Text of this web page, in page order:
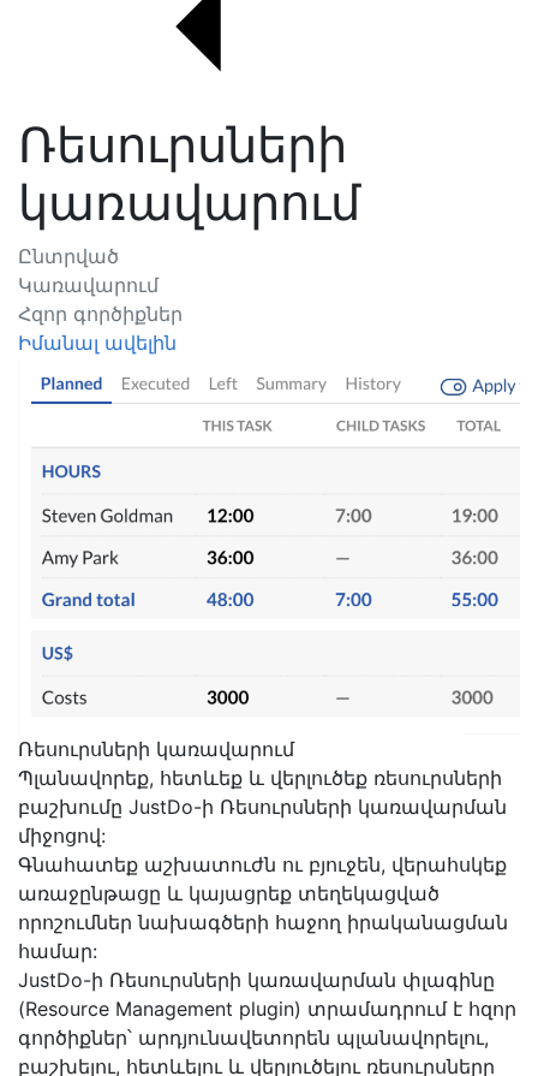
Ռեսուրսների
կառավարում
Ընտրված
Կառավարում
Հզոր գործիքներ
Իմանալ ավելին
Ռեսուրսների կառավարում
Պլանավորեք, հետևեք և վերլուծեք ռեսուրսների
բաշխումը JustDo-ի Ռեսուրսների կառավարման
միջոցով:
Գնահատեք աշխատուժն ու բյուջեն, վերահսկեք
առաջընթացը և կայացրեք տեղեկացված
որոշումներ նախագծերի հաջող իրականացման
համար:
JustDo-ի Ռեսուրսների կառավարման փլագինը
(Resource Management plugin) տրամադրում է հզոր
գործիքներ՝ արդյունավետորեն պլանավորելու,
բաշխելու, հետևելու և վերլուծելու ռեսուրսները